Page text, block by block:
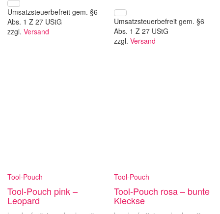
Umsatzsteuerbefreit gem. §6
Abs. 1 Z 27 UStG
zzgl. Versand
Umsatzsteuerbefreit gem. §6
Abs. 1 Z 27 UStG
zzgl.Versand
Tool-Pouch
Tool-Pouch pink –
Leopard
Tool-Pouch
Tool-Pouch rosa – bunte
Kleckse